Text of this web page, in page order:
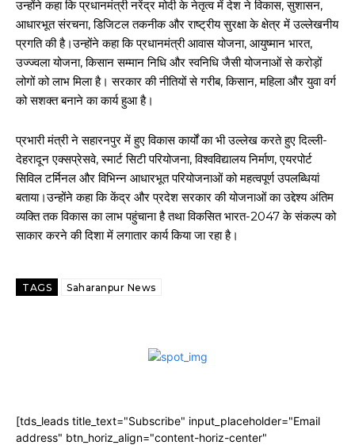
उन्होंने कहा कि प्रधानमंत्री नरेंद्र मोदी के नेतृत्व में देश ने विकास, सुशासन,
आधारभूत संरचना, डिजिटल तकनीक और राष्ट्रीय सुरक्षा के क्षेत्र में उल्लेखनीय
प्रगति की है।उन्होंने कहा कि प्रधानमंत्री आवास योजना, आयुष्मान भारत,
उज्ज्वला योजना, किसान सम्मान निधि और स्वनिधि जैसी योजनाओं से करोड़ों
लोगों को लाभ मिला है। सरकार की नीतियों से गरीब, किसान, महिला और युवा वर्ग
को सशक्त बनाने का कार्य हुआ है।
प्रभारी मंत्री ने सहारनपुर में हुए विकास कार्यों का भी उल्लेख करते हुए दिल्ली-
देहरादून एक्सप्रेसवे, स्मार्ट सिटी परियोजना, विश्वविद्यालय निर्माण, एयरपोर्ट
सिविल टर्मिनल और विभिन्न आधारभूत परियोजनाओं को महत्वपूर्ण उपलब्धियां
बताया।उन्होंने कहा कि केंद्र और प्रदेश सरकार की योजनाओं का उद्देश्य अंतिम
व्यक्ति तक विकास का लाभ पहुंचाना है तथा विकसित भारत-2047 के संकल्प को
साकार करने की दिशा में लगातार कार्य किया जा रहा है।
TAGS Saharanpur News
[tds_leads title_text="Subscribe" input_placeholder="Email
address" btn_horiz_align="content-horiz-center"